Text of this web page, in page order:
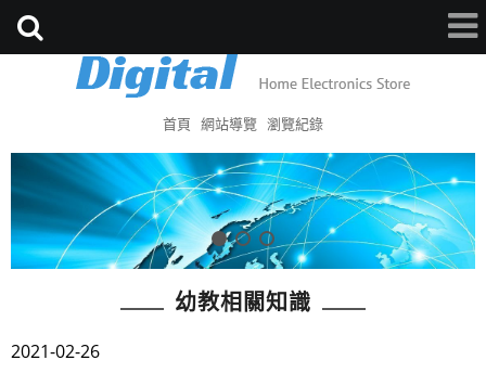
首頁 網站導覽 瀏覽紀錄
幼教相關知識
2021-02-26